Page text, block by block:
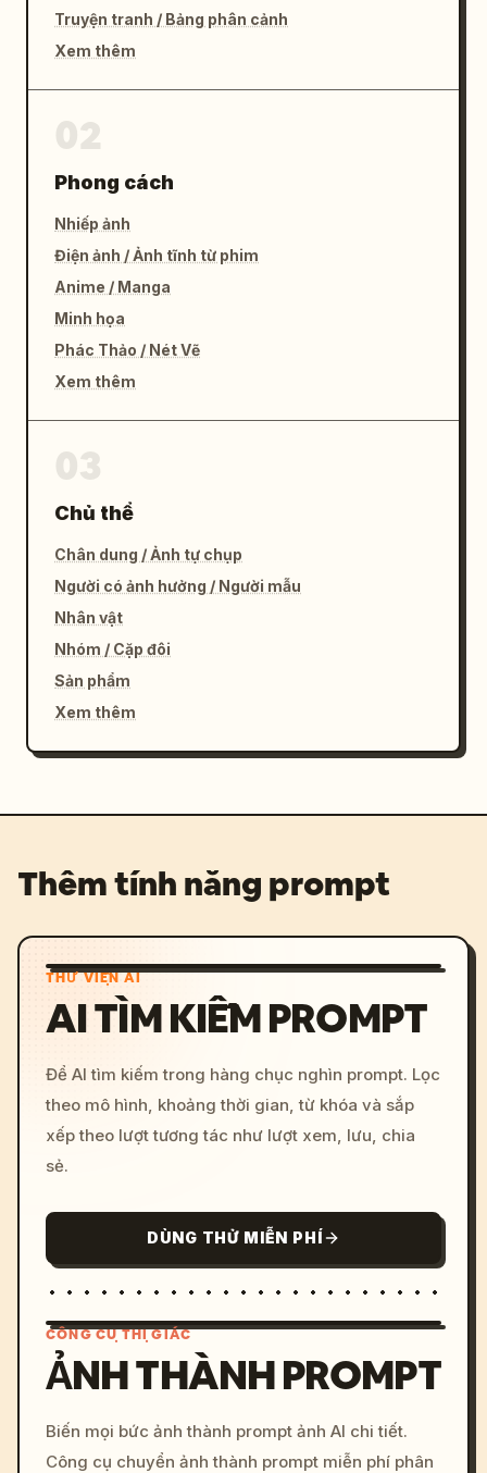
Truyện tranh / Bảng phân cảnh
Xem thêm
Phong cách
Nhiếp ảnh
Điện ảnh / Ảnh tĩnh từ phim
Anime / Manga
Minh họa
Phác Thảo / Nét Vẽ
Xem thêm
Chủ thể
Chân dung / Ảnh tự chụp
Người có ảnh hưởng / Người mẫu
Nhân vật
Nhóm / Cặp đôi
Sản phẩm
Xem thêm
Thêm tính năng prompt
THƯ VIỆN AI
AI TÌM KIẾM PROMPT
Để AI tìm kiếm trong hàng chục nghìn prompt. Lọc
theo mô hình, khoảng thời gian, từ khóa và sắp
xếp theo lượt tương tác như lượt xem, lưu, chia
sẻ.
DÙNG THỬ MIỄN PHÍ
c, cyberpunk sunset, neon
colors, 8k --v 6.0
CÔNG CỤ THỊ GIÁC
ẢNH THÀNH PROMPT
Biến mọi bức ảnh thành prompt ảnh AI chi tiết.
Công cụ chuyển ảnh thành prompt miễn phí phân